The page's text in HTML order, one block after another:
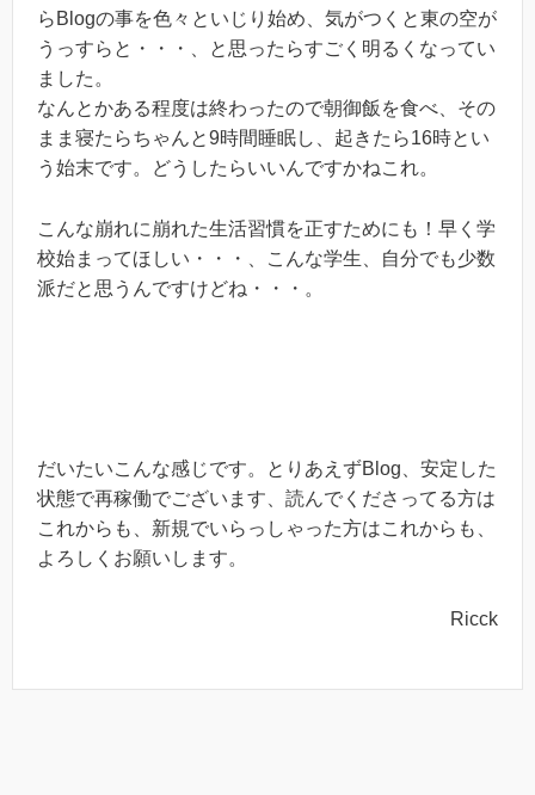
らBlogの事を色々といじり始め、気がつくと東の空が
うっすらと・・・、と思ったらすごく明るくなってい
ました。
なんとかある程度は終わったので朝御飯を食べ、その
まま寝たらちゃんと9時間睡眠し、起きたら16時とい
う始末です。どうしたらいいんですかねこれ。
こんな崩れに崩れた生活習慣を正すためにも！早く学
校始まってほしい・・・、こんな学生、自分でも少数
派だと思うんですけどね・・・。
だいたいこんな感じです。とりあえずBlog、安定した
状態で再稼働でございます、読んでくださってる方は
これからも、新規でいらっしゃった方はこれからも、
よろしくお願いします。
Ricck